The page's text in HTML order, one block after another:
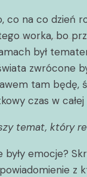
na co dzień
worka, bo
był
tam
czas w
temat, który
były emocje?